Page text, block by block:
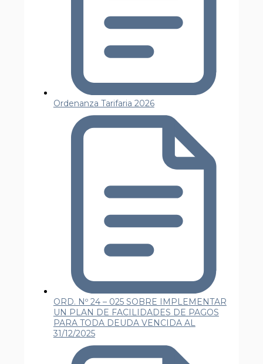
Ordenanza Tarifaria 2026
ORD. Nº 24 – 025 SOBRE IMPLEMENTAR
UN PLAN DE FACILIDADES DE PAGOS
PARA TODA DEUDA VENCIDA AL
31/12/2025